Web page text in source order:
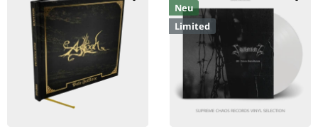
Neu
Limited